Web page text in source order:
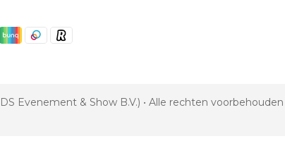
Evenement & Show B.V.) • Alle rechten voorbehouden